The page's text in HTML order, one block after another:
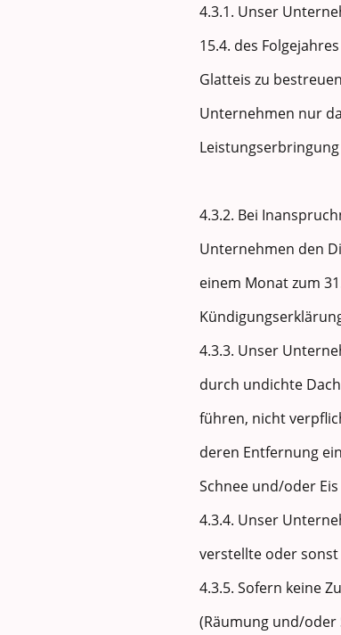
4.3.1. Unser
15.4. des
Glatteis zu
Unternehmen nur
4.3.2. Bei
Unternehmen den
einem Monat zum
4.3.3. Unser
durch undichte
führen, nicht
deren Entfernung
Schnee und/oder
4.3.4. Unser
verstellte oder
4.3.5. Sofern keine
(Räumung und/